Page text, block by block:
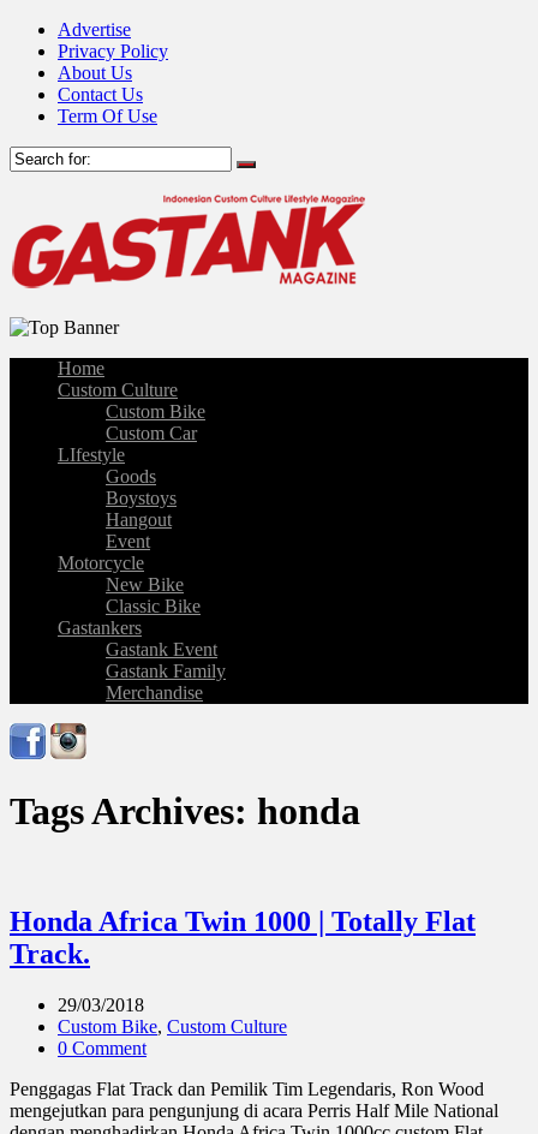
Advertise
Privacy Policy
About Us
Contact Us
Term Of Use
Home
Custom Culture
Custom Bike
Custom Car
LIfestyle
Goods
Boystoys
Hangout
Event
Motorcycle
New Bike
Classic Bike
Gastankers
Gastank Event
Gastank Family
Merchandise
Tags Archives: honda
Honda Africa Twin 1000 | Totally Flat
Track.
29/03/2018
Custom Bike, Custom Culture
0 Comment
Penggagas Flat Track dan Pemilik Tim Legendaris, Ron Wood
mengejutkan para pengunjung di acara Perris Half Mile National